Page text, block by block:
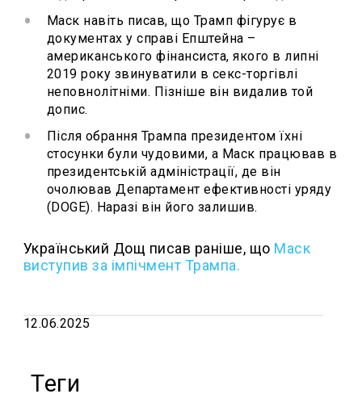
Маск навіть писав, що Трамп фігурує в
документах у справі Епштейна –
американського фінансиста, якого в липні
2019 року звинуватили в секс-торгівлі
неповнолітніми. Пізніше він видалив той
допис.
Після обрання Трампа президентом їхні
стосунки були чудовими, а Маск працював в
президентській адміністрації, де він
очолював Департамент ефективності уряду
(DOGE). Наразі він його залишив.
Український Дощ писав раніше, що Маск
виступив за імпічмент Трампа.
12.06.2025
Теги